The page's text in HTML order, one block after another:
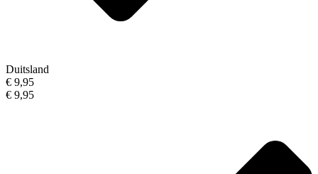
Duitsland
€ 9,95
€ 9,95